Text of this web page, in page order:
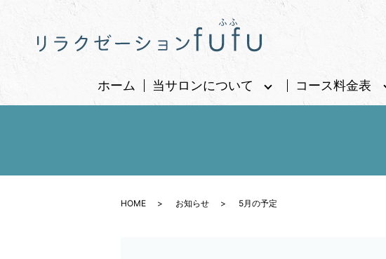
ホーム 当サロンについて コース料金表
HOME お知らせ 5月の予定